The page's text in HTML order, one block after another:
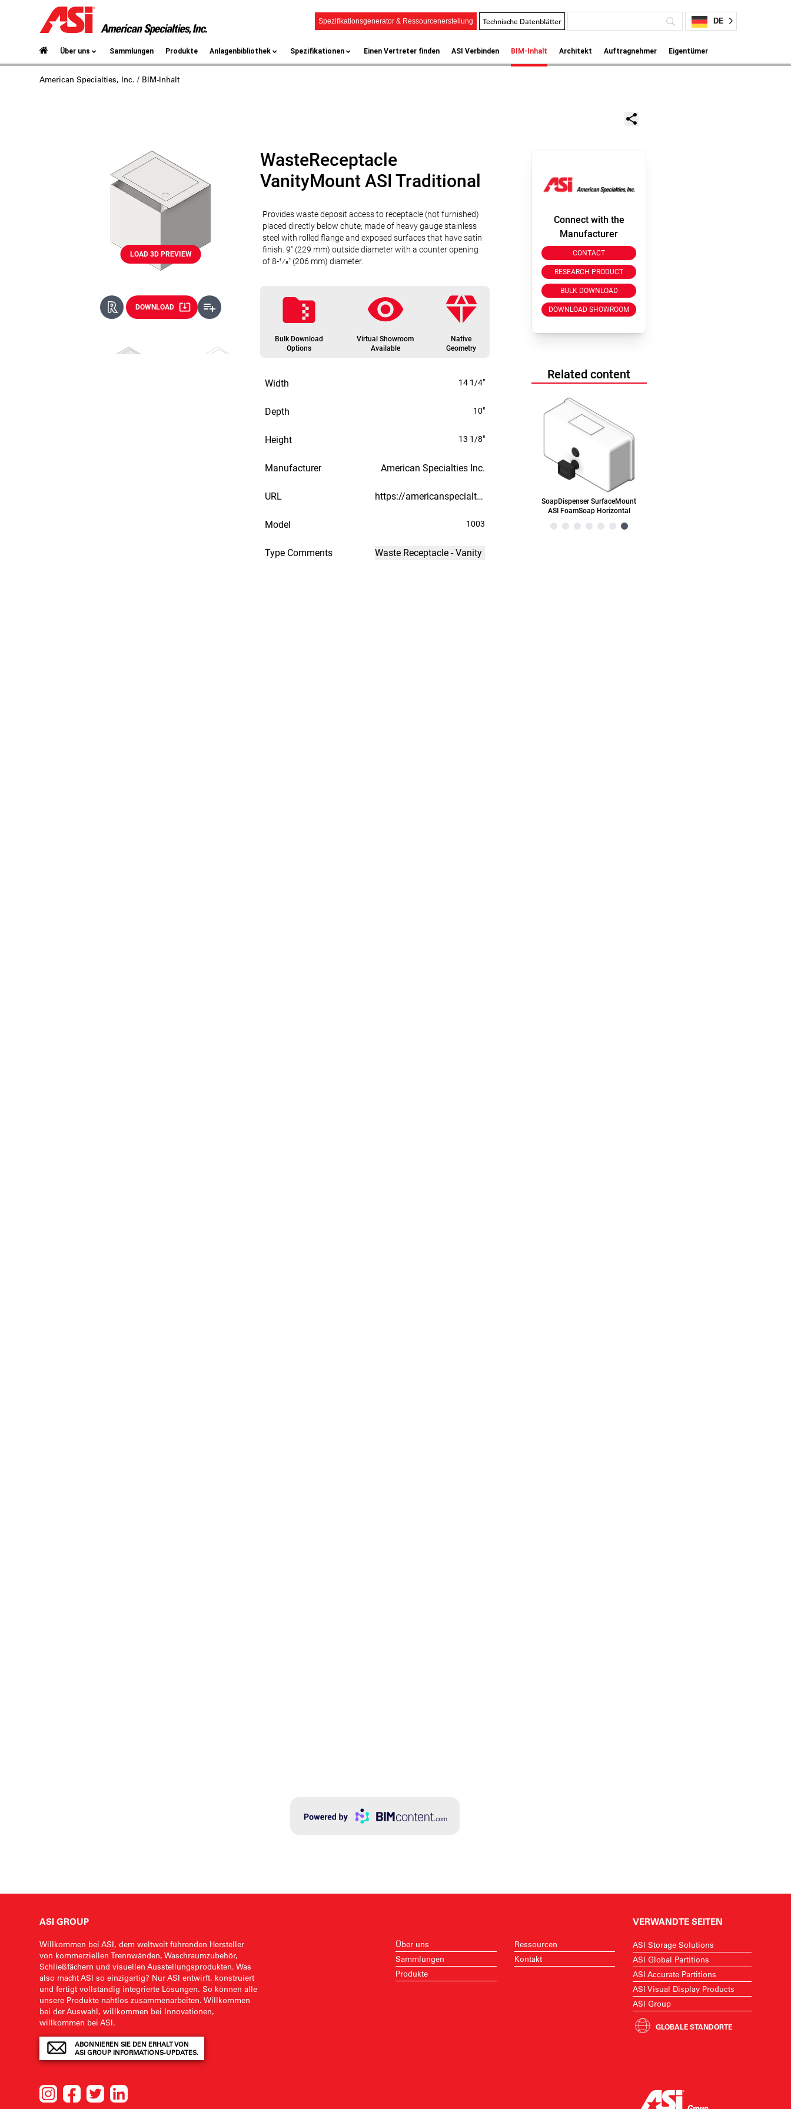
Spezifikationsgenerator & Ressourcenerstellung Technische Datenblätter DE
Über uns Sammlungen Produkte Anlagenbibliothek Spezifikationen Einen Vertreter finden ASI Verbinden BIM-Inhalt Architekt Auftragnehmer Eigentümer
American Specialties, Inc. / BIM-Inhalt
ASI GROUP
Willkommen bei ASI, dem weltweit führenden Hersteller
von kommerziellen Trennwänden, Waschraumzubehör,
Schließfächern und visuellen Ausstellungsprodukten. Was
also macht ASI so einzigartig? Nur ASI entwirft, konstruiert
und fertigt vollständig integrierte Lösungen. So können alle
unsere Produkte nahtlos zusammenarbeiten. Willkommen
bei der Auswahl, willkommen bei Innovationen,
willkommen bei ASI.
ABONNIEREN SIE DEN ERHALT VON
ASI GROUP INFORMATIONS-UPDATES.
Über uns
Sammlungen
Produkte
Ressourcen
Kontakt
VERWANDTE SEITEN
ASI Storage Solutions
ASI Global Partitions
ASI Accurate Partitions
ASI Visual Display Products
ASI Group
GLOBALE STANDORTE